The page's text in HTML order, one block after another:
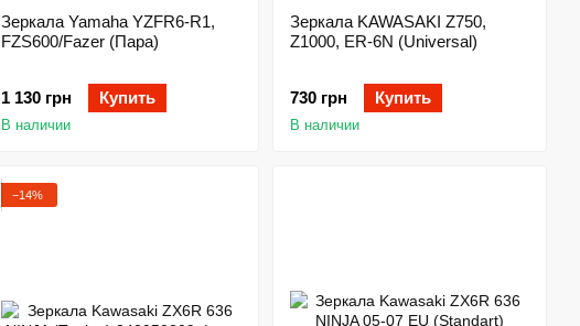
Зеркала Yamaha YZFR6-R1,
FZS600/Fazer (Пара)
1 130 грн Купить
В наличии
Зеркала KAWASAKI Z750,
Z1000, ER-6N (Universal)
730 грн Купить
В наличии
−14%